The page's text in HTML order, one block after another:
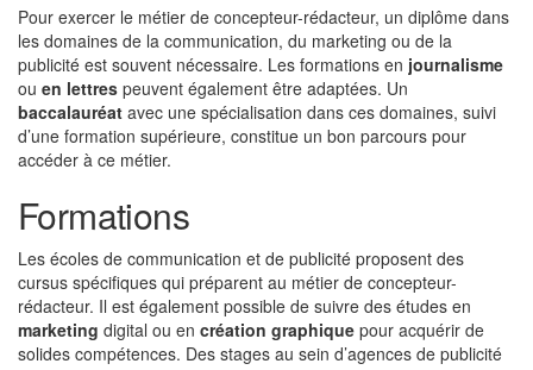
Pour exercer le métier de concepteur-rédacteur, un diplôme dans
les domaines de la communication, du marketing ou de la
publicité est souvent nécessaire. Les formations en journalisme
ou en lettres peuvent également être adaptées. Un
baccalauréat avec une spécialisation dans ces domaines, suivi
d’une formation supérieure, constitue un bon parcours pour
accéder à ce métier.
Formations
Les écoles de communication et de publicité proposent des
cursus spécifiques qui préparent au métier de concepteur-
rédacteur. Il est également possible de suivre des études en
marketing digital ou en création graphique pour acquérir de
solides compétences. Des stages au sein d’agences de publicité